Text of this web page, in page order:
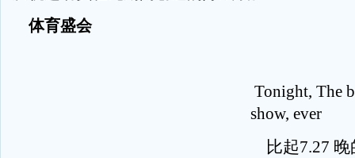
体育盛会
Tonight, The
show, ever
比起7.27 晚